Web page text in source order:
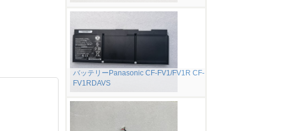
バッテリーPanasonic CF-FV1/FV1R CF-
FV1RDAVS